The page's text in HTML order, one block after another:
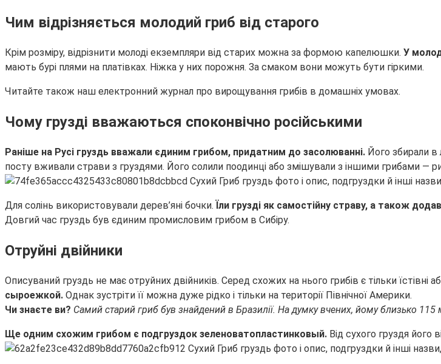
Чим відрізняється молодий гриб від старого
Крім розміру, відрізнити молоді екземпляри від старих можна за формою капелюшки. У
мають бурі плями на платівках. Ніжка у них порожня. За смаком вони можуть бути гіркими.
Читайте також наш електронний журнал про вирощування грибів в домашніх умовах.
Чому грузді вважаються споконвічно російськими
Раніше на Русі груздь вважали єдиним грибом, придатним до засолюванні. Його збирали в
посту вживали страви з груздями. Його солили поодинці або змішували з іншими грибами —
Для солінь використовували дерев’яні бочки. Їли грузді як самостійну страву, а також
Довгий час груздь був єдиним промисловим грибом в Сибіру.
Отруйні двійники
Описуваний груздь не має отруйних двійників. Серед схожих на нього грибів є тільки їстівні
сыроежкой. Однак зустріти її можна дуже рідко і тільки на території Північної Америки.
Чи знаєте ви? Самий старий гриб був знайдений в Бразилії. На думку вчених, йому близько 115
Ще одним схожим грибом є подгруздок зеленоватопластинковый. Від сухого груздя його